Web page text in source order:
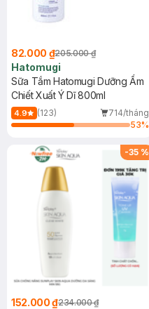
82.000 ₫205.000 ₫
Hatomugi
Sữa Tắm Hatomugi Dưỡng Ẩm
Chiết Xuất Ý Dĩ 800ml
4.9 (123)
714/tháng
53%
-35 %
152.000 ₫234.000 ₫